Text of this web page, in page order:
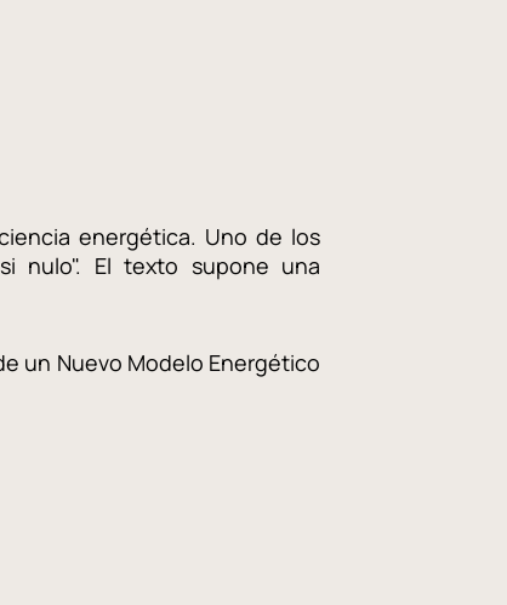
energética. Uno de los
nulo". El texto supone una
un Nuevo Modelo Energético